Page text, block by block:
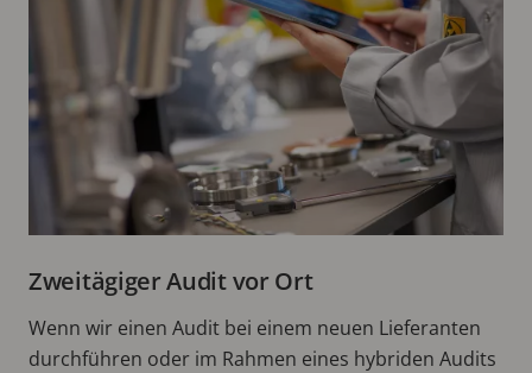
Zweitägiger Audit vor Ort
Wenn wir einen Audit bei einem neuen Lieferanten
durchführen oder im Rahmen eines hybriden Audits